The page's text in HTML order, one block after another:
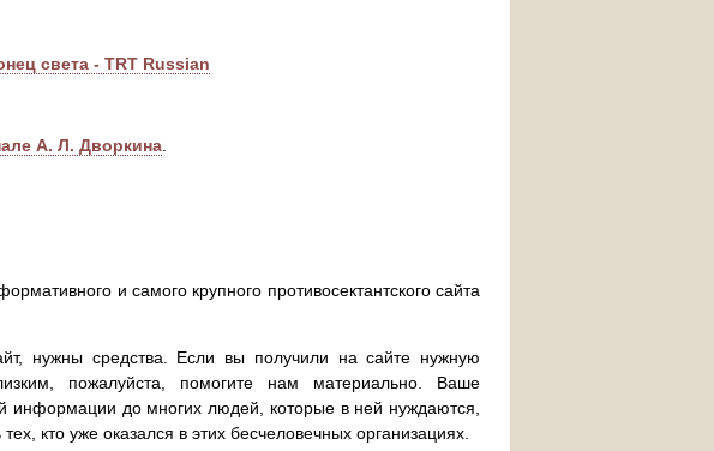
света - TRT Russian
А. Л. Дворкина
и самого крупного противосектантского сайта
нужны средства. Если вы получили на сайте нужную
пожалуйста, помогите нам материально. Ваше
информации до многих людей, которые в ней нуждаются,
кто уже оказался в этих бесчеловечных организациях.